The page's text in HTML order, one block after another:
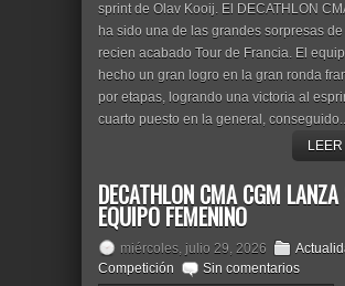
sprint de Olav Kooij. El DECATHLON
ha sido una de las grandes sorpresas de
recien acabado Tour de Francia. El
hecho un gran logro en la gran ronda
por etapas, logrando una victoria al
cuarto puesto en la general,
DECATHLON CMA CGM
EQUIPO FEMENINO
miércoles, julio 29, 2026
Competición
Sin comentarios